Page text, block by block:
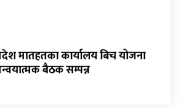
मातहतका कार्यालय बिच योजना
बैठक सम्पन्न